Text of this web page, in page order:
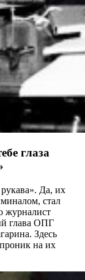
глаза
Да, их
стал
журналист
глава ОПГ
Здесь
на их